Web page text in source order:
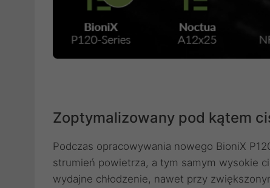
Zoptymalizowany pod kątem
Podczas opracowywania nowego BioniX
strumień powietrza, a tym samym wysokie
wydajne chłodzenie, nawet przy